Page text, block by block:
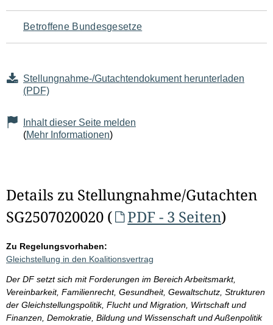
den
Seiteninhalt
Betroffene Bundesgesetze
Stellungnahme-/Gutachtendokument herunterladen
(PDF)
Inhalt dieser Seite melden
(Mehr Informationen)
Details zu Stellungnahme/Gutachten
SG2507020020 (
PDF - 3 Seiten)
Zu Regelungsvorhaben:
Gleichstellung in den Koalitionsvertrag
Der DF setzt sich mit Forderungen im Bereich Arbeitsmarkt,
Vereinbarkeit, Familienrecht, Gesundheit, Gewaltschutz, Strukturen
der Gleichstellungspolitik, Flucht und Migration, Wirtschaft und
Finanzen, Demokratie, Bildung und Wissenschaft und Außenpolitik